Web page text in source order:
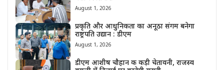
August 1, 2026
प्रकृति और आधुनिकता का अनूठा संगम बनेगा
राष्ट्रपति उद्यान : डीएम
August 1, 2026
डीएम आशीष चौहान की कड़ी चेतावनी, राजस्व